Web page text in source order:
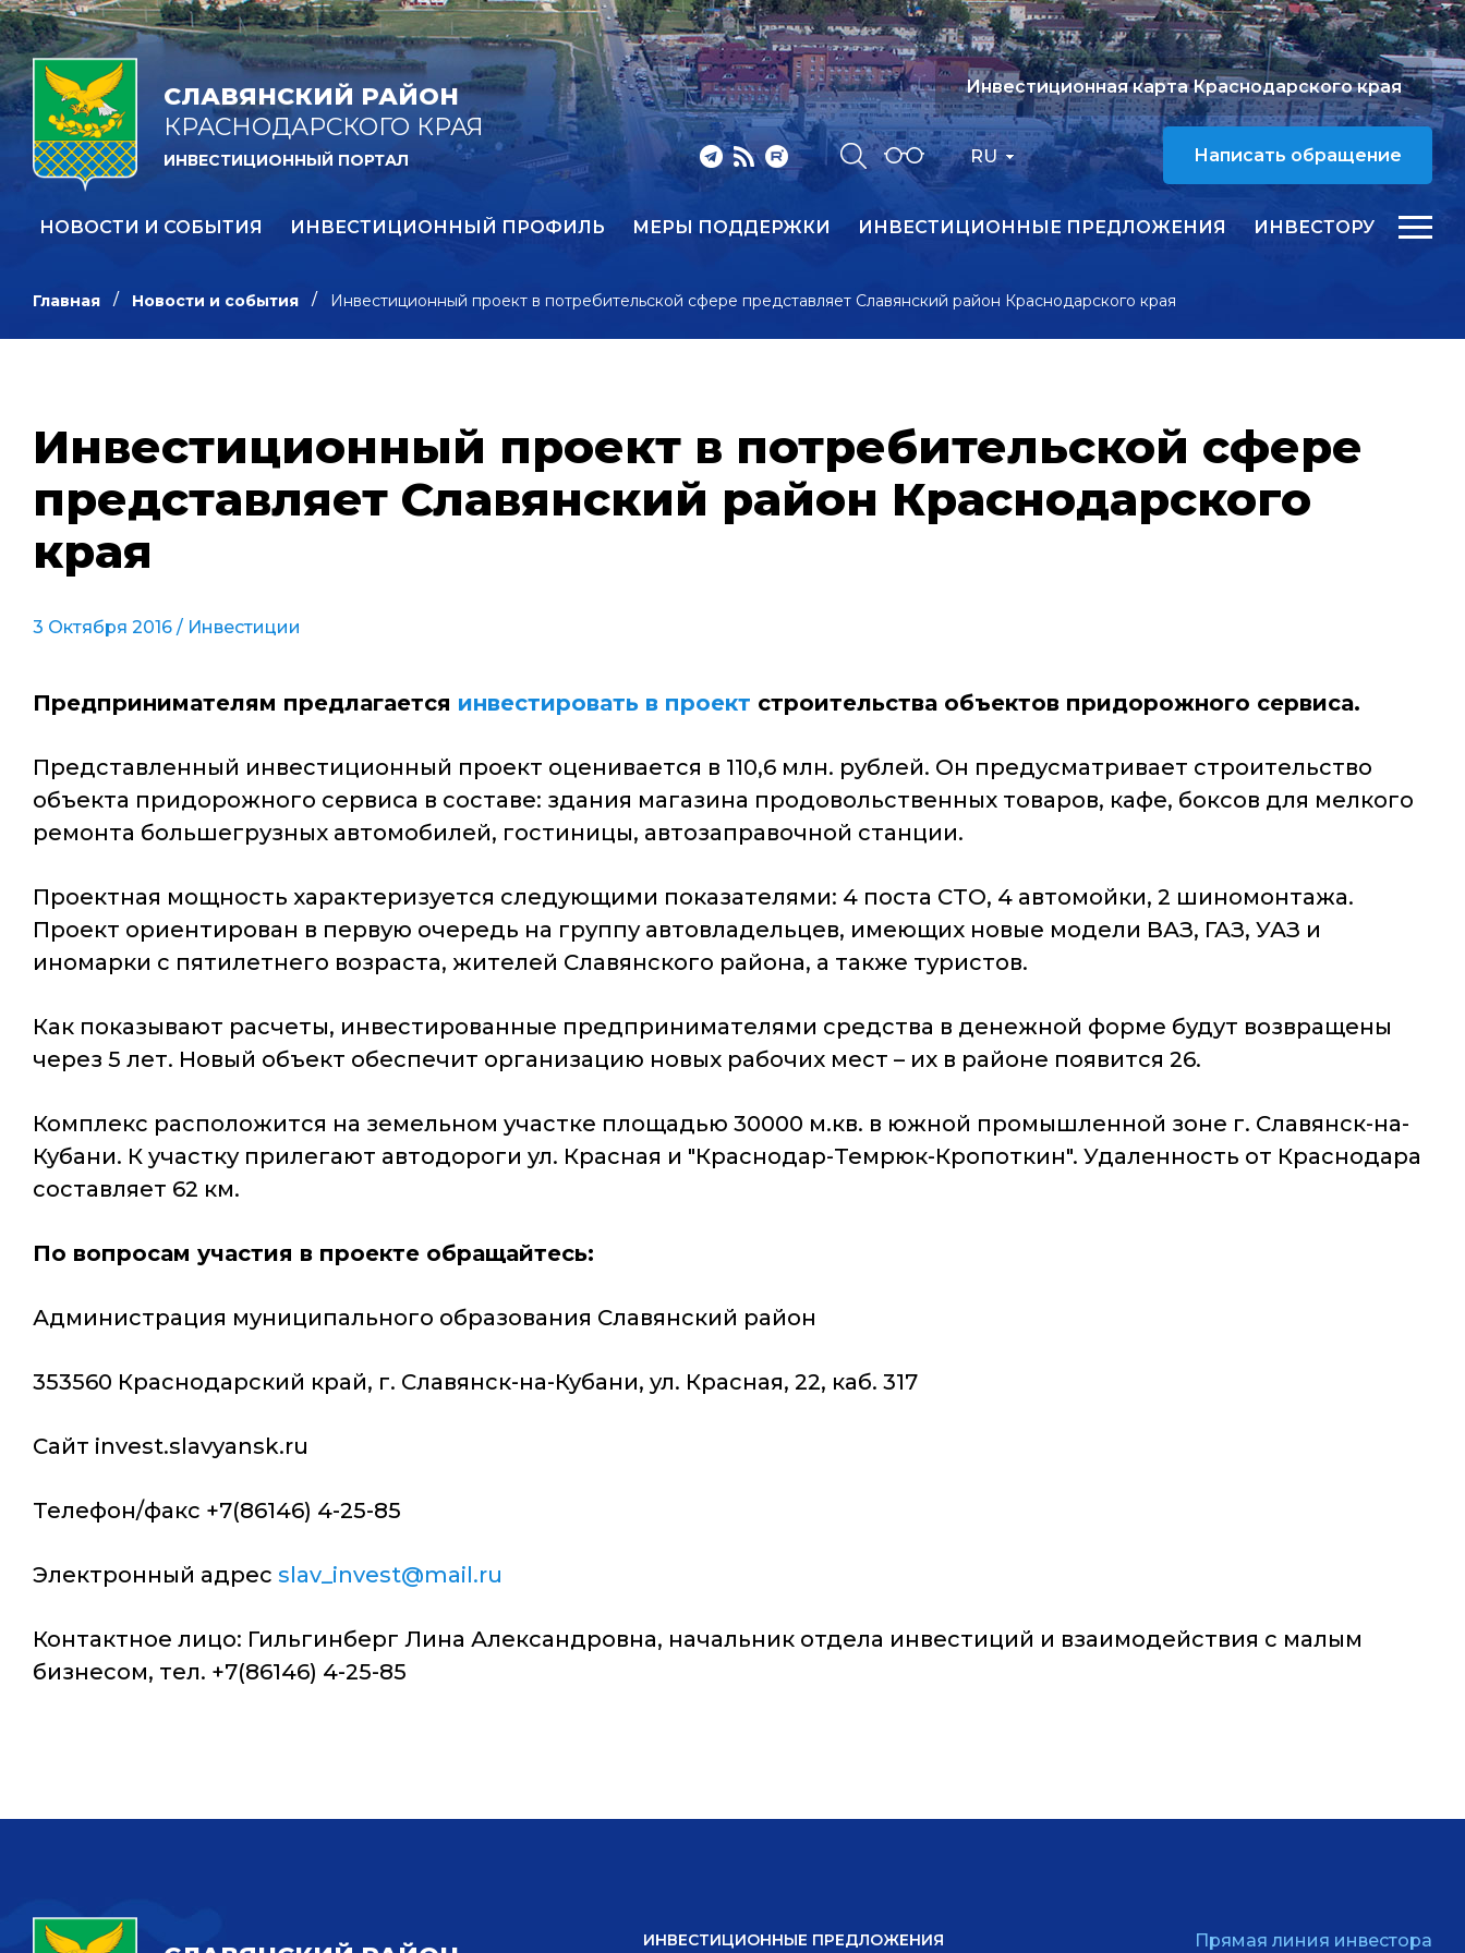
СЛАВЯНСКИЙ РАЙОН
КРАСНОДАРСКОГО КРАЯ
ИНВЕСТИЦИОННЫЙ ПОРТАЛ RU
Инвестиционная карта Краснодарского края
Написать обращение
НОВОСТИ И СОБЫТИЯ ИНВЕСТИЦИОННЫЙ ПРОФИЛЬ МЕРЫ ПОДДЕРЖКИ ИНВЕСТИЦИОННЫЕ ПРЕДЛОЖЕНИЯ ИНВЕСТОРУ
Главная Новости и события Инвестиционный проект в потребительской сфере представляет Славянский район Краснодарского края
Инвестиционный проект в потребительской сфере
представляет Славянский район Краснодарского
края
3 Октября 2016 / Инвестиции
Предпринимателям предлагается инвестировать в проект строительства объектов придорожного сервиса.
Представленный инвестиционный проект оценивается в 110,6 млн. рублей. Он предусматривает строительство
объекта придорожного сервиса в составе: здания магазина продовольственных товаров, кафе, боксов для мелкого
ремонта большегрузных автомобилей, гостиницы, автозаправочной станции.
Проектная мощность характеризуется следующими показателями: 4 поста СТО, 4 автомойки, 2 шиномонтажа.
Проект ориентирован в первую очередь на группу автовладельцев, имеющих новые модели ВАЗ, ГАЗ, УАЗ и
иномарки с пятилетнего возраста, жителей Славянского района, а также туристов.
Как показывают расчеты, инвестированные предпринимателями средства в денежной форме будут возвращены
через 5 лет. Новый объект обеспечит организацию новых рабочих мест – их в районе появится 26.
Комплекс расположится на земельном участке площадью 30000 м.кв. в южной промышленной зоне г. Славянск-на-
Кубани. К участку прилегают автодороги ул. Красная и "Краснодар-Темрюк-Кропоткин". Удаленность от Краснодара
составляет 62 км.
По вопросам участия в проекте обращайтесь:
Администрация муниципального образования Славянский район
353560 Краснодарский край, г. Славянск-на-Кубани, ул. Красная, 22, каб. 317
Сайт invest.slavyansk.ru
Телефон/факс +7(86146) 4-25-85
Электронный адрес slav_invest@mail.ru
Контактное лицо: Гильгинберг Лина Александровна, начальник отдела инвестиций и взаимодействия с малым
бизнесом, тел. +7(86146) 4-25-85
ИНВЕСТИЦИОННЫЕ ПРЕДЛОЖЕНИЯ Прямая линия инвестора